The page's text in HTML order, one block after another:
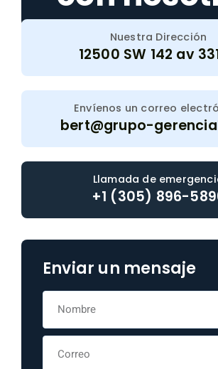
Nuestra Dirección
12500 SW 142 av
Envíenos un correo
bert@grupo-
Llamada de
+1 (305) 896-
Enviar un mensaje